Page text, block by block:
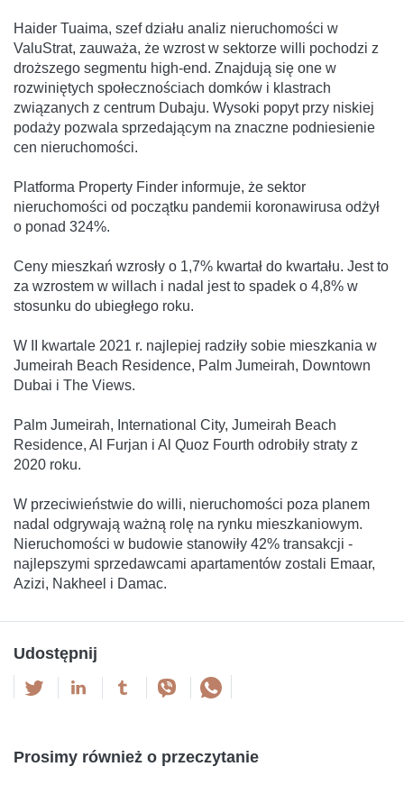
Haider Tuaima, szef działu analiz nieruchomości w
ValuStrat, zauważa, że wzrost w sektorze willi pochodzi z
droższego segmentu high-end. Znajdują się one w
rozwiniętych społecznościach domków i klastrach
związanych z centrum Dubaju. Wysoki popyt przy niskiej
podaży pozwala sprzedającym na znaczne podniesienie
cen nieruchomości.
Platforma Property Finder informuje, że sektor
nieruchomości od początku pandemii koronawirusa odżył
o ponad 324%.
Ceny mieszkań wzrosły o 1,7% kwartał do kwartału. Jest to
za wzrostem w willach i nadal jest to spadek o 4,8% w
stosunku do ubiegłego roku.
W II kwartale 2021 r. najlepiej radziły sobie mieszkania w
Jumeirah Beach Residence, Palm Jumeirah, Downtown
Dubai i The Views.
Palm Jumeirah, International City, Jumeirah Beach
Residence, Al Furjan i Al Quoz Fourth odrobiły straty z
2020 roku.
W przeciwieństwie do willi, nieruchomości poza planem
nadal odgrywają ważną rolę na rynku mieszkaniowym.
Nieruchomości w budowie stanowiły 42% transakcji -
najlepszymi sprzedawcami apartamentów zostali Emaar,
Azizi, Nakheel i Damac.
Udostępnij
Prosimy również o przeczytanie